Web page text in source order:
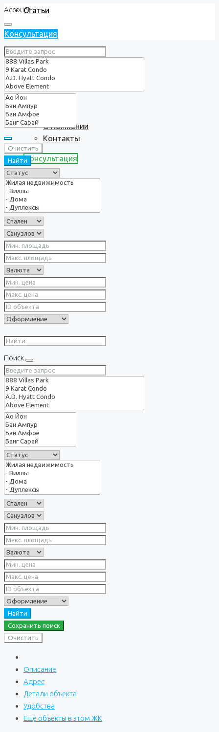
Статьи
Услуги
О нас
О Компании
Контакты
Консультация
Account
Консультация
Очистить
Найти
Поиск
Найти
Сохранить поиск
Очистить
Описание
Адрес
Детали объекта
Удобства
Еще объекты в этом ЖК